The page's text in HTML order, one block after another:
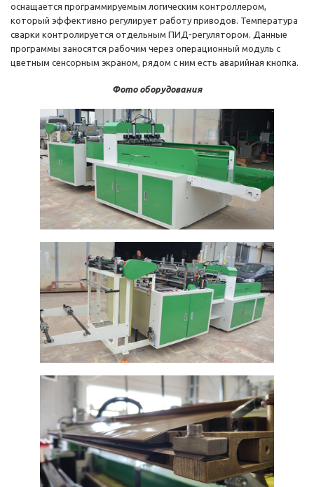
оснащается программируемым логическим контроллером,
который эффективно регулирует работу приводов. Температура
сварки контролируется отдельным ПИД-регулятором. Данные
программы заносятся рабочим через операционный модуль с
цветным сенсорным экраном, рядом с ним есть аварийная кнопка.
Фото оборудования